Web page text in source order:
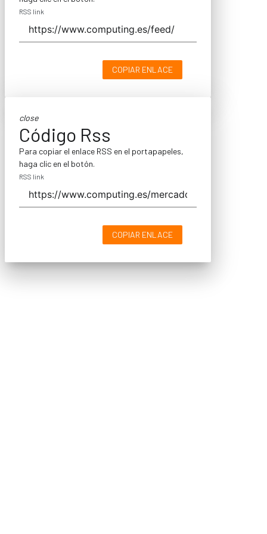
RSS link
COPIAR ENLACE
close
Código Rss
Para copiar el enlace RSS en el portapapeles,
haga clic en el botón.
RSS link
COPIAR ENLACE